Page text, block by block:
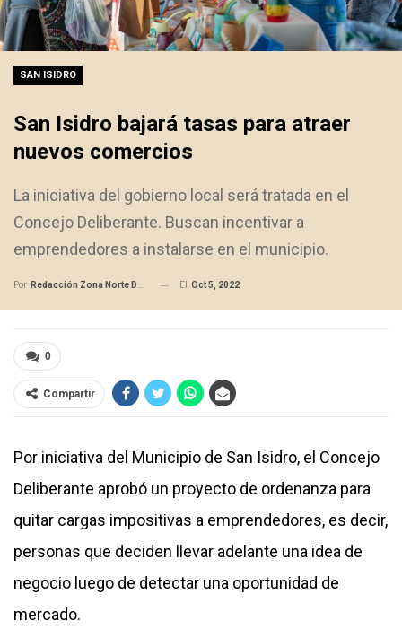
SAN ISIDRO
San Isidro bajará tasas para atraer
nuevos comercios
La iniciativa del gobierno local será tratada en el
Concejo Deliberante. Buscan incentivar a
emprendedores a instalarse en el municipio.
Por Redacción Zona Norte Daily El Oct 5, 2022
0
Compartir
Por iniciativa del Municipio de San Isidro, el Concejo
Deliberante aprobó un proyecto de ordenanza para
quitar cargas impositivas a emprendedores, es decir,
personas que deciden llevar adelante una idea de
negocio luego de detectar una oportunidad de
mercado.